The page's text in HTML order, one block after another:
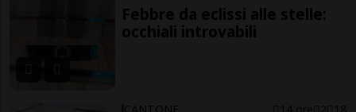
Febbre da eclissi alle stelle:
occhiali introvabili